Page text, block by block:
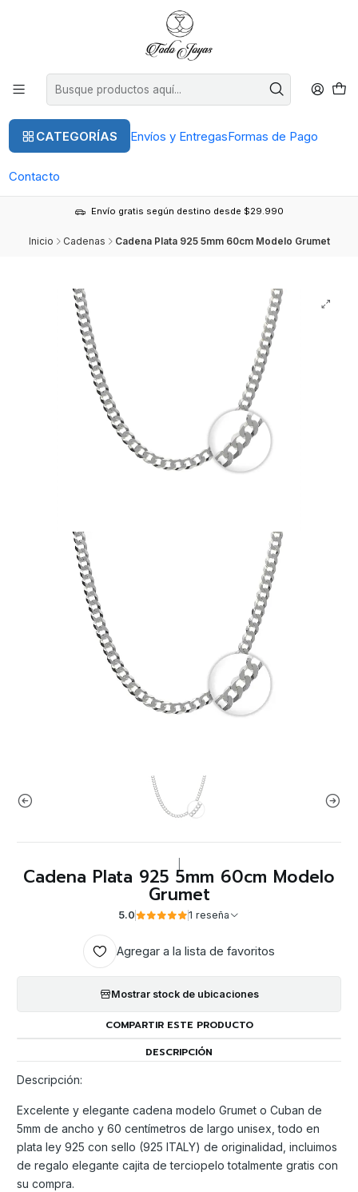
CATEGORÍAS Envíos y EntregasFormas de Pago
Contacto
Envío gratis según destino desde $29.990
Inicio Cadenas Cadena Plata 925 5mm 60cm Modelo Grumet
Cadena Plata 925 5mm 60cm Modelo
Grumet
5.0 1 reseña
Agregar a la lista de favoritos
Mostrar stock de ubicaciones
COMPARTIR ESTE PRODUCTO
DESCRIPCIÓN
Descripción:
Excelente y elegante cadena modelo Grumet o Cuban de
5mm de ancho y 60 centímetros de largo unisex, todo en
plata ley 925 con sello (925 ITALY) de originalidad, incluimos
de regalo elegante cajita de terciopelo totalmente gratis con
su compra.